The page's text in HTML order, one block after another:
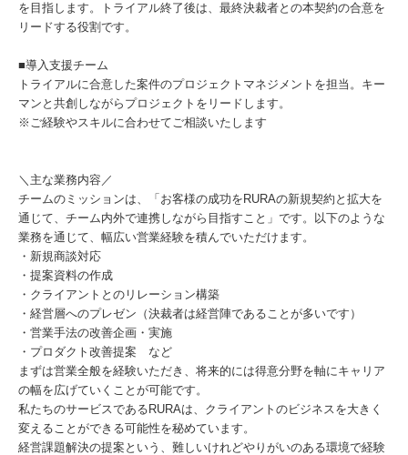
を目指します。トライアル終了後は、最終決裁者との本契約の合意を
リードする役割です。
■導入支援チーム
トライアルに合意した案件のプロジェクトマネジメントを担当。キー
マンと共創しながらプロジェクトをリードします。
※ご経験やスキルに合わせてご相談いたします
＼主な業務内容／
チームのミッションは、「お客様の成功をRURAの新規契約と拡大を
通じて、チーム内外で連携しながら目指すこと」です。以下のような
業務を通じて、幅広い営業経験を積んでいただけます。
・新規商談対応
・提案資料の作成
・クライアントとのリレーション構築
・経営層へのプレゼン（決裁者は経営陣であることが多いです）
・営業手法の改善企画・実施
・プロダクト改善提案 など
まずは営業全般を経験いただき、将来的には得意分野を軸にキャリア
の幅を広げていくことが可能です。
私たちのサービスであるRURAは、クライアントのビジネスを大きく
変えることができる可能性を秘めています。
経営課題解決の提案という、難しいけれどやりがいのある環境で経験